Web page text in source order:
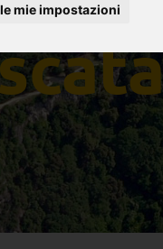
mie impostazioni